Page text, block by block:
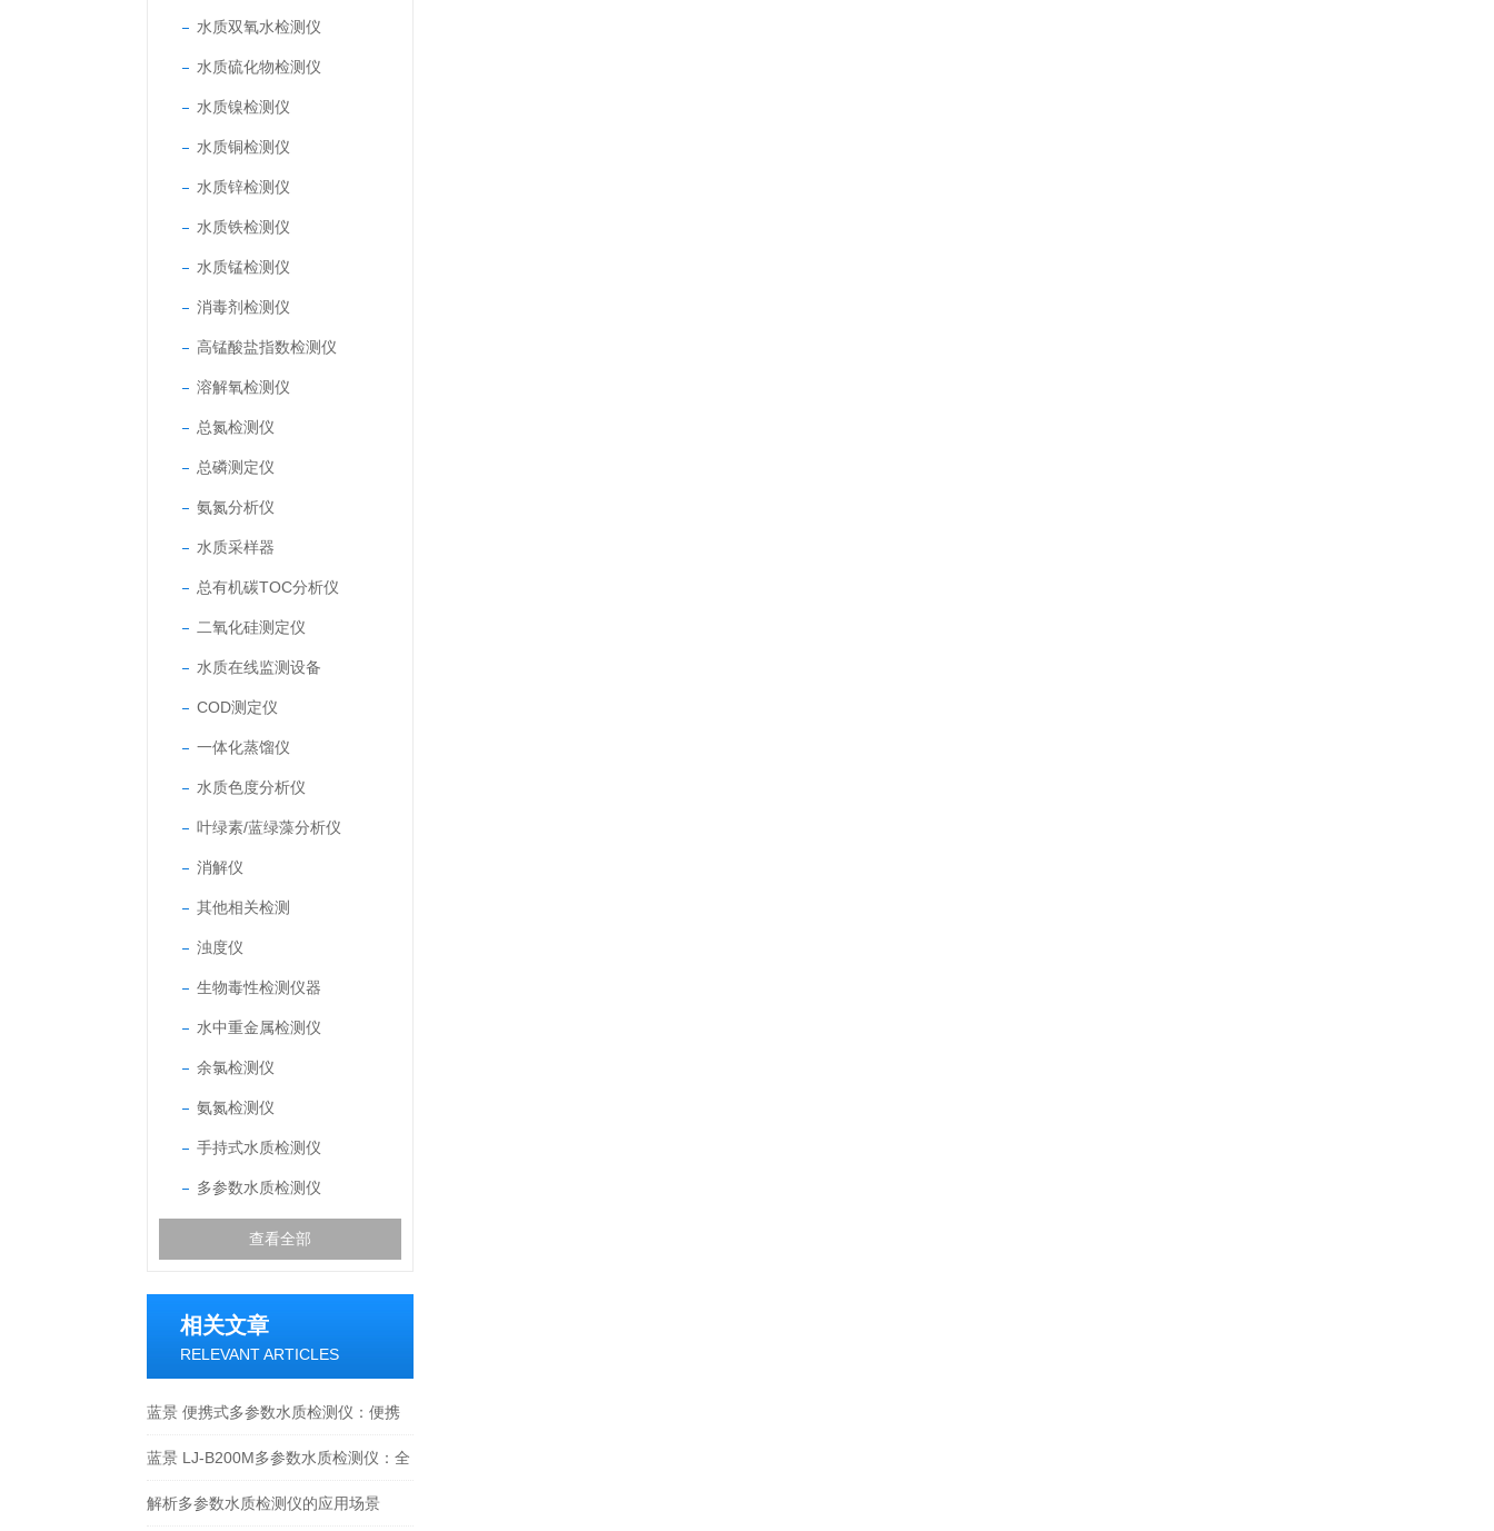
水质双氧水检测仪
水质硫化物检测仪
水质镍检测仪
水质铜检测仪
水质锌检测仪
水质铁检测仪
水质锰检测仪
消毒剂检测仪
高锰酸盐指数检测仪
溶解氧检测仪
总氮检测仪
总磷测定仪
氨氮分析仪
水质采样器
总有机碳TOC分析仪
二氧化硅测定仪
水质在线监测设备
COD测定仪
一体化蒸馏仪
水质色度分析仪
叶绿素/蓝绿藻分析仪
消解仪
其他相关检测
浊度仪
生物毒性检测仪器
水中重金属检测仪
余氯检测仪
氨氮检测仪
手持式水质检测仪
多参数水质检测仪
查看全部
相关文章
RELEVANT ARTICLES
蓝景 便携式多参数水质检测仪：便携
一体化设计，野外检测超省心
蓝景 LJ-B200M多参数水质检测仪：全
参数覆盖，一台仪器搞定多元检测需求
解析多参数水质检测仪的应用场景